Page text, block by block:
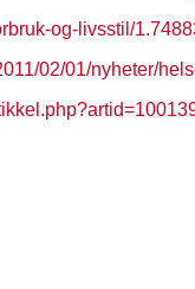
og-livsstil/
02/01/nyheter/